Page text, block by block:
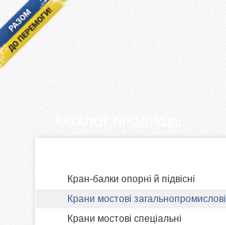
Кран-балки опорні й підвісні
Крани мостові загальнопромислові
Крани мостові спеціальні